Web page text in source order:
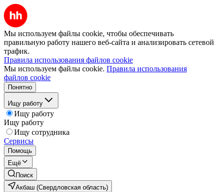
Мы используем файлы cookie, чтобы обеспечивать
правильную работу нашего веб-сайта и анализировать сетевой
трафик.
Правила использования файлов cookie
Мы используем файлы cookie. Правила использования
файлов cookie
Понятно
Ищу работу
Ищу работу
Ищу работу
Ищу сотрудника
Сервисы
Помощь
Ещё
Поиск
Акбаш (Свердловская область)